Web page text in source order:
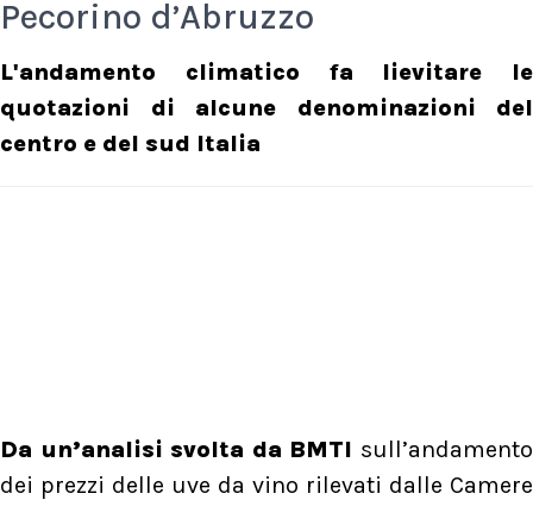
Pecorino d’Abruzzo
L'andamento climatico fa lievitare le
quotazioni di alcune denominazioni del
centro e del sud Italia
Da un’analisi svolta da BMTI sull’andamento
dei prezzi delle uve da vino rilevati dalle Camere